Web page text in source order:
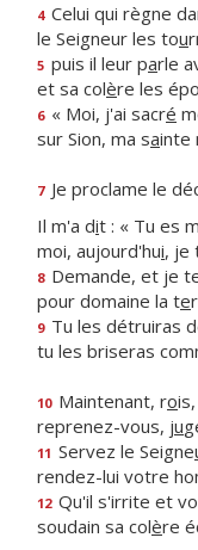
4 Celui qui règne
le Seigneur les tou
5 puis il leur parle
et sa colère les
6 « Moi, j'ai sacré
sur Sion, ma sainte
7 Je proclame le
Il m'a dit : « Tu es
moi, aujourd'hui, je
8 Demande, et je
pour domaine la te
9 Tu les détruiras
tu les briseras
10 Maintenant, ro
reprenez-vous, ju
11 Servez le Seigne
rendez-lui votre
12 Qu'il s'irrite et
soudain sa colère